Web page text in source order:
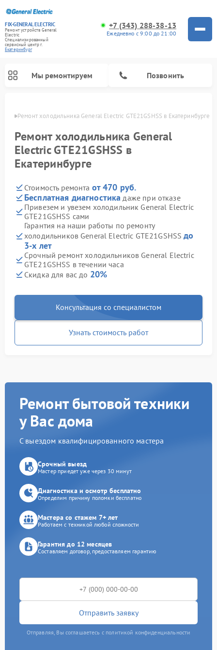
FIX-GENERAL ELECTRIC
Ремонт устройств General
Electric
Специализированный
cервисный центр г.
Екатеринбург
+7 (343) 288-38-13
Ежедневно с 9:00 до 21:00
Мы ремонтируем Позвонить
Ремонт холодильника General Electric GTE21GSHSS в Екатеринбурге
Ремонт холодильника General
Electric GTE21GSHSS в
Екатеринбурге
Стоимость ремонта от 470 руб.
Бесплатная диагностика даже при отказе
Привезем и увезем холодильник General Electric
GTE21GSHSS сами
Гарантия на наши работы по ремонту
холодильников General Electric GTE21GSHSSдо
3-х лет
Срочный ремонт холодильников General Electric
GTE21GSHSS в течении часа
Скидка для вас до 20%
Консультация со специалистом
Узнать стоимость работ
Ремонт бытовой техники
у Вас дома
С выездом квалифицированного мастера
Срочный выезд
Мастер приедет уже через 30 минут
Диагностика и осмотр бесплатно
Определим причину поломки бесплатно
Мастера со стажем 7+ лет
Работаем с техникой любой сложности
Гарантия до 12 месяцев
Составляем договор, предоставляем гарантию
Отправить заявку
Отправляя, Вы соглашаетесь с политикой конфиденциальности